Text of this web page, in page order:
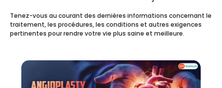
Tenez-vous au courant des dernières informations concernant le
traitement, les procédures, les conditions et autres exigences
pertinentes pour rendre votre vie plus saine et meilleure.